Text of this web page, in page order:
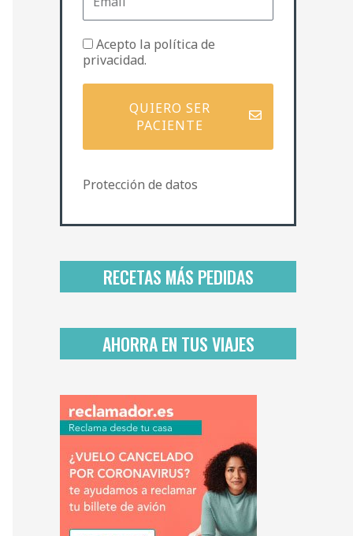
ea
i
l
P
o
í
a
e
i
a
i
a
Acepto la política de
privacidad.
QUIERO SER
PACIENTE
Protección de datos
RECETAS MÁS PEDIDAS
AHORRA EN TUS VIAJES